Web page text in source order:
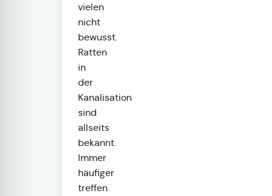
vielen
nicht
bewusst.
Ratten
in
der
Kanalisation
sind
allseits
bekannt.
Immer
häufiger
treffen